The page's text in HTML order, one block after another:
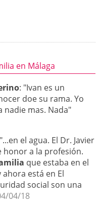
en Málaga
: "Ivan es un
doe su rama. Yo
nadie mas. Nada"
el agua. El Dr. Javier
honor a la profesión.
que estaba en el
está en El
social son una
04/18